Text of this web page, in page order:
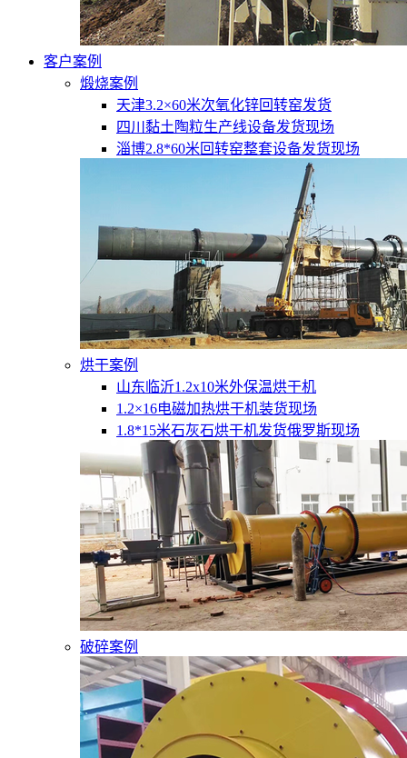
客户案例
煅烧案例
天津3.2×60米次氧化锌回转窑发货
四川黏土陶粒生产线设备发货现场
淄博2.8*60米回转窑整套设备发货现场
烘干案例
山东临沂1.2x10米外保温烘干机
1.2×16电磁加热烘干机装货现场
1.8*15米石灰石烘干机发货俄罗斯现场
破碎案例